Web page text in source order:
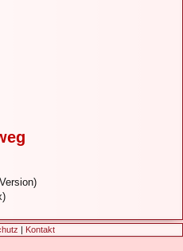
| Kontakt